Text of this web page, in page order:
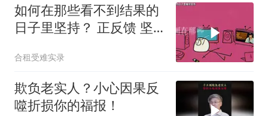
如何在那些看不到结果的
日子里坚持？ 正反馈 坚
合租受难实录
欺负老实人？小心因果反
噬折损你的福报！